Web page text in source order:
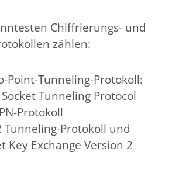
Chiffrierungs- und
zählen:
Point-Tunneling-Protokoll:
Socket Tunneling Protocol
Protokoll
Tunneling-Protokoll und
Key Exchange Version 2